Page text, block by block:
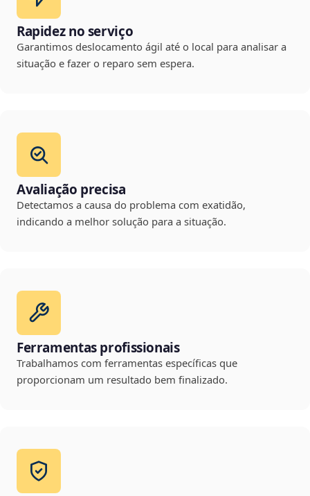
Rapidez no serviço
Garantimos deslocamento ágil até o local para analisar a
situação e fazer o reparo sem espera.
Avaliação precisa
Detectamos a causa do problema com exatidão,
indicando a melhor solução para a situação.
Ferramentas profissionais
Trabalhamos com ferramentas específicas que
proporcionam um resultado bem finalizado.